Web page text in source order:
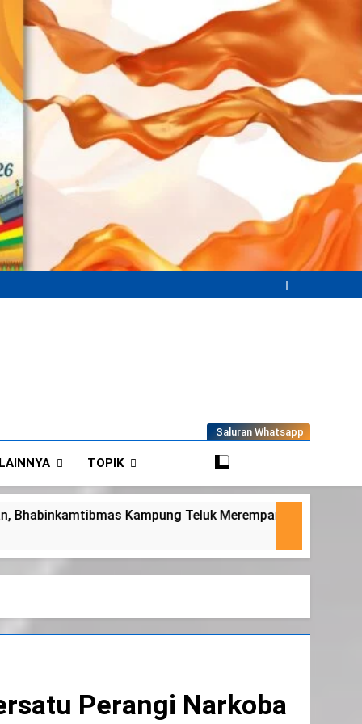
Saluran Whatsapp
TOPIK
Merempan Tinjau Tanaman Jagung Waga
Perangi Narkoba